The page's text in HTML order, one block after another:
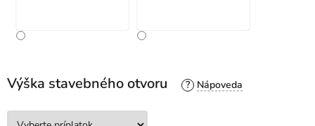
Výška stavebného otvoru ?